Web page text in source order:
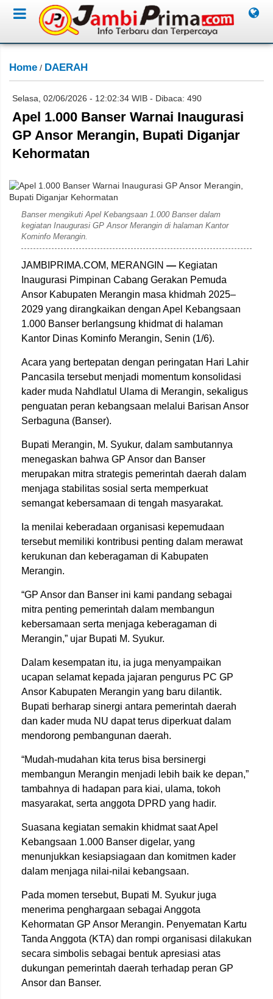
Home / DAERAH
Selasa, 02/06/2026 - 12:02:34 WIB - Dibaca: 490
Apel 1.000 Banser Warnai Inaugurasi
GP Ansor Merangin, Bupati Diganjar
Kehormatan
Banser mengikuti Apel Kebangsaan 1.000 Banser dalam
kegiatan Inaugurasi GP Ansor Merangin di halaman Kantor
Kominfo Merangin.
JAMBIPRIMA.COM, MERANGIN — Kegiatan
Inaugurasi Pimpinan Cabang Gerakan Pemuda
Ansor Kabupaten Merangin masa khidmah 2025–
2029 yang dirangkaikan dengan Apel Kebangsaan
1.000 Banser berlangsung khidmat di halaman
Kantor Dinas Kominfo Merangin, Senin (1/6).
Acara yang bertepatan dengan peringatan Hari Lahir
Pancasila tersebut menjadi momentum konsolidasi
kader muda Nahdlatul Ulama di Merangin, sekaligus
penguatan peran kebangsaan melalui Barisan Ansor
Serbaguna (Banser).
Bupati Merangin, M. Syukur, dalam sambutannya
menegaskan bahwa GP Ansor dan Banser
merupakan mitra strategis pemerintah daerah dalam
menjaga stabilitas sosial serta memperkuat
semangat kebersamaan di tengah masyarakat.
Ia menilai keberadaan organisasi kepemudaan
tersebut memiliki kontribusi penting dalam merawat
kerukunan dan keberagaman di Kabupaten
Merangin.
“GP Ansor dan Banser ini kami pandang sebagai
mitra penting pemerintah dalam membangun
kebersamaan serta menjaga keberagaman di
Merangin,” ujar Bupati M. Syukur.
Dalam kesempatan itu, ia juga menyampaikan
ucapan selamat kepada jajaran pengurus PC GP
Ansor Kabupaten Merangin yang baru dilantik.
Bupati berharap sinergi antara pemerintah daerah
dan kader muda NU dapat terus diperkuat dalam
mendorong pembangunan daerah.
“Mudah-mudahan kita terus bisa bersinergi
membangun Merangin menjadi lebih baik ke depan,”
tambahnya di hadapan para kiai, ulama, tokoh
masyarakat, serta anggota DPRD yang hadir.
Suasana kegiatan semakin khidmat saat Apel
Kebangsaan 1.000 Banser digelar, yang
menunjukkan kesiapsiagaan dan komitmen kader
dalam menjaga nilai-nilai kebangsaan.
Pada momen tersebut, Bupati M. Syukur juga
menerima penghargaan sebagai Anggota
Kehormatan GP Ansor Merangin. Penyematan Kartu
Tanda Anggota (KTA) dan rompi organisasi dilakukan
secara simbolis sebagai bentuk apresiasi atas
dukungan pemerintah daerah terhadap peran GP
Ansor dan Banser.